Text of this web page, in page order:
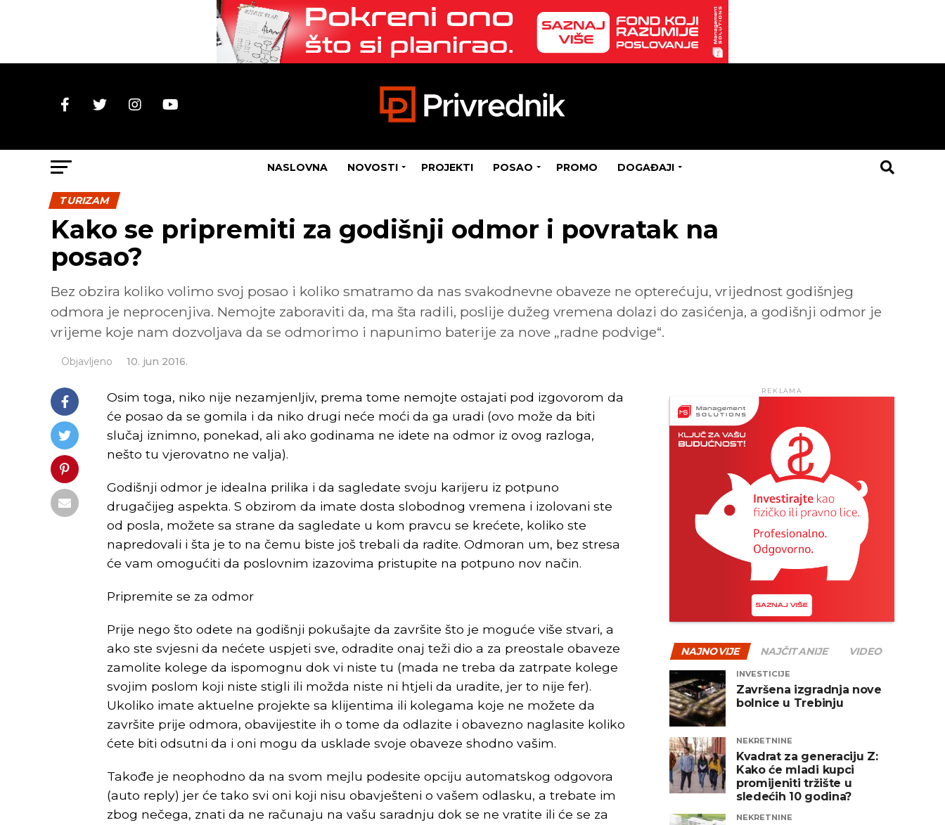
NASLOVNA NOVOSTI PROJEKTI POSAO PROMO DOGAĐAJI
TURIZAM
Kako se pripremiti za godišnji odmor i povratak na
posao?
Bez obzira koliko volimo svoj posao i koliko smatramo da nas svakodnevne obaveze ne opterećuju, vrijednost godišnjeg
odmora je neprocenjiva. Nemojte zaboraviti da, ma šta radili, poslije dužeg vremena dolazi do zasićenja, a godišnji odmor je
vrijeme koje nam dozvoljava da se odmorimo i napunimo baterije za nove „radne podvige“.
Objavljeno 10. jun 2016.
Osim toga, niko nije nezamjenljiv, prema tome nemojte ostajati pod izgovorom da
će posao da se gomila i da niko drugi neće moći da ga uradi (ovo može da biti
slučaj iznimno, ponekad, ali ako godinama ne idete na odmor iz ovog razloga,
nešto tu vjerovatno ne valja).
Godišnji odmor je idealna prilika i da sagledate svoju karijeru iz potpuno
drugačijeg aspekta. S obzirom da imate dosta slobodnog vremena i izolovani ste
od posla, možete sa strane da sagledate u kom pravcu se krećete, koliko ste
napredovali i šta je to na čemu biste još trebali da radite. Odmoran um, bez stresa
će vam omogućiti da poslovnim izazovima pristupite na potpuno nov način.
Pripremite se za odmor
Prije nego što odete na godišnji pokušajte da završite što je moguće više stvari, a
ako ste svjesni da nećete uspjeti sve, odradite onaj teži dio a za preostale obaveze
zamolite kolege da ispomognu dok vi niste tu (mada ne treba da zatrpate kolege
svojim poslom koji niste stigli ili možda niste ni htjeli da uradite, jer to nije fer).
Ukoliko imate aktuelne projekte sa klijentima ili kolegama koje ne možete da
završite prije odmora, obavijestite ih o tome da odlazite i obavezno naglasite koliko
ćete biti odsutni da i oni mogu da usklade svoje obaveze shodno vašim.
Takođe je neophodno da na svom mejlu podesite opciju automatskog odgovora
(auto reply) jer će tako svi oni koji nisu obavješteni o vašem odlasku, a trebate im
zbog nečega, znati da ne računaju na vašu saradnju dok se ne vratite ili će se za
REKLAMA
NAJNOVIJE NAJČITANIJE VIDEO
INVESTICIJE
Završena izgradnja nove
bolnice u Trebinju
NEKRETNINE
Kvadrat za generaciju Z:
Kako će mladi kupci
promijeniti tržište u
sledećih 10 godina?
NEKRETNINE